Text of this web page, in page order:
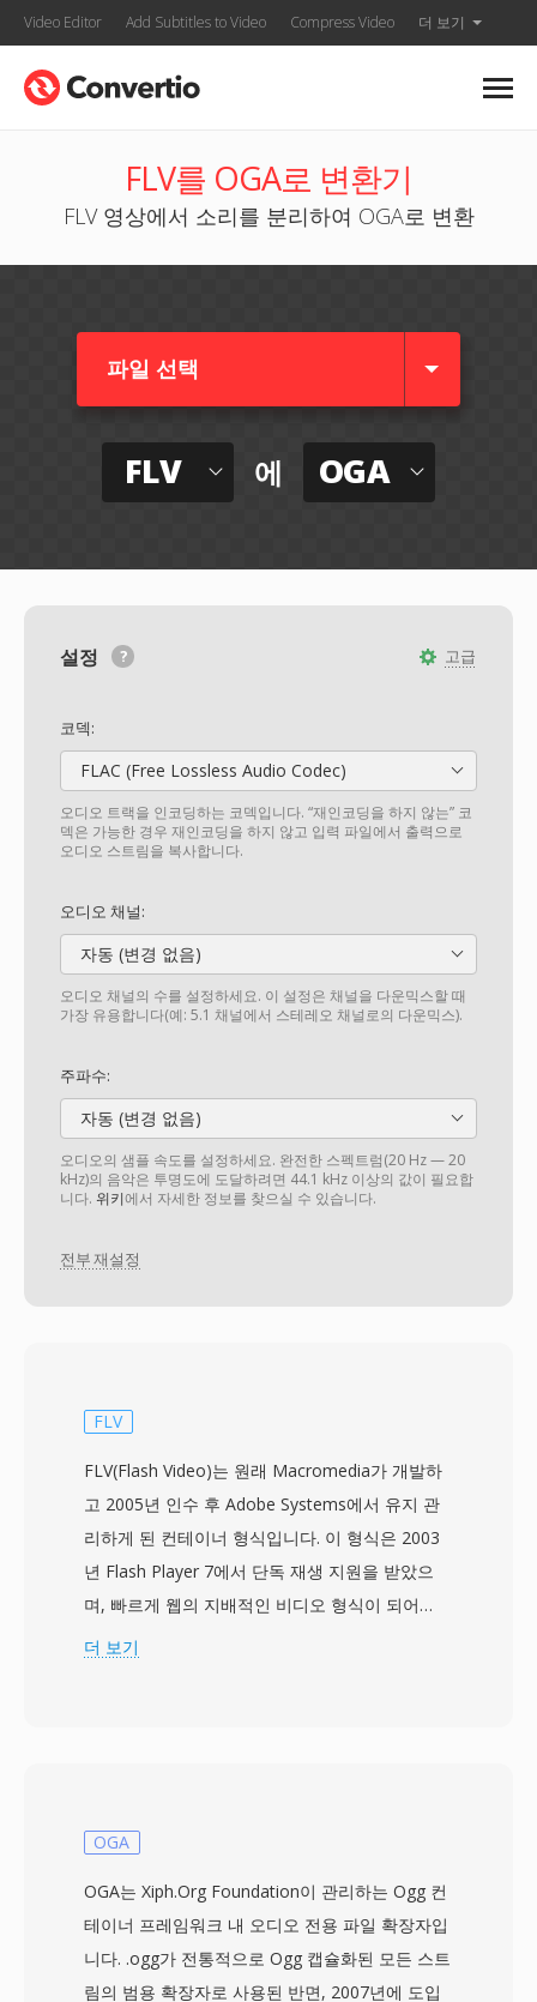
Video Editor Add Subtitles to Video Compress Video 더 보기
FLV를 OGA로 변환기
FLV 영상에서 소리를 분리하여 OGA로 변환
파일 선택
FLV 에 OGA
고급
설정
코덱:
FLAC (Free Lossless Audio Codec)
오디오 트랙을 인코딩하는 코덱입니다. “재인코딩을 하지 않는” 코
덱은 가능한 경우 재인코딩을 하지 않고 입력 파일에서 출력으로
오디오 스트림을 복사합니다.
오디오 채널:
자동 (변경 없음)
오디오 채널의 수를 설정하세요. 이 설정은 채널을 다운믹스할 때
가장 유용합니다(예: 5.1 채널에서 스테레오 채널로의 다운믹스).
주파수:
자동 (변경 없음)
오디오의 샘플 속도를 설정하세요. 완전한 스펙트럼(20 Hz — 20
kHz)의 음악은 투명도에 도달하려면 44.1 kHz 이상의 값이 필요합
니다. 위키에서 자세한 정보를 찾으실 수 있습니다.
전부 재설정
FLV
FLV(Flash Video)는 원래 Macromedia가 개발하
고 2005년 인수 후 Adobe Systems에서 유지 관
리하게 된 컨테이너 형식입니다. 이 형식은 2003
년 Flash Player 7에서 단독 재생 지원을 받았으
며, 빠르게 웹의 지배적인 비디오 형식이 되어
2000년대 후반 YouTube, Hulu, Vimeo 같은 플랫
Flash Player 플러그인을 통해 다양한 운영체제와
었다는 점으로, 당시 웹 비디오를 괴롭히던 파편화
문제를 해결했습니다. FLV 파일은 컴팩트한 헤더
뒤에 태그된 데이터 패킷이 이어지는 구조로, 빠른
더 보기
OGA
OGA는 Xiph.Org Foundation이 관리하는 Ogg 컨
테이너 프레임워크 내 오디오 전용 파일 확장자입
니다. .ogg가 전통적으로 Ogg 캡슐화된 모든 스트
림의 범용 확장자로 사용된 반면, 2007년에 도입